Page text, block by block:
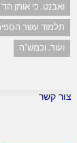
ואבנט. כי אותן
תלמוד עשר
ועור. וכמש"ה
צור קשר